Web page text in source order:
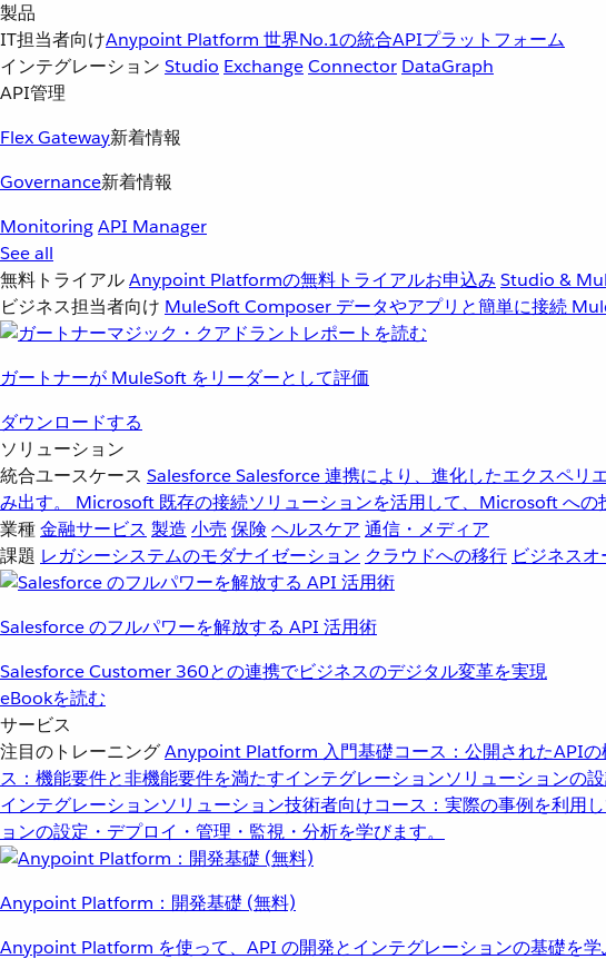
製品
IT担当者向けAnypoint Platform 世界No.1の統合APIプラットフォーム
インテグレーション Studio ExchangeConnector DataGraph
API管理
Flex Gateway新着情報
Governance新着情報
MonitoringAPI Manager
See all
無料トライアルAnypoint Platformの無料トライアルお申込み Studio &
ビジネス担当者向け MuleSoft Composer データやアプリと簡単に接続
ガートナーが MuleSoft をリーダーとして評価
ダウンロードする
ソリューション
統合ユースケース SalesforceSalesforce 連携により、進化したエクスペリ
み出す。
Microsoft 既存の接続ソリューションを活用して、Microsoft への
業種金融サービス 製造 小売 保険 ヘルスケア 通信・メディア
課題 レガシーシステムのモダナイゼーション クラウドへの移行 ビジネス
Salesforce のフルパワーを解放する API 活用術
Salesforce Customer 360との連携でビジネスのデジタル変革を実現
eBookを読む
サービス
注目のトレーニングAnypoint Platform 入門基礎コース：公開されたAPI
ス：機能要件と非機能要件を満たすインテグレーションソリューションの設
インテグレーションソリューション技術者向けコース：実際の事例を利用
ョンの設定・デプロイ・管理・監視・分析を学びます。
Anypoint Platform：開発基礎 (無料)
Anypoint Platform を使って、API の開発とインテグレーションの基礎を学